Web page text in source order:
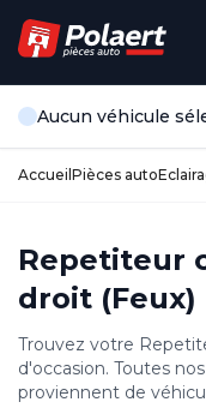
Aucun véhicule
Accueil Pièces auto
Repetiteur
droit (Feux)
Trouvez votre
d'occasion. Toutes
proviennent de